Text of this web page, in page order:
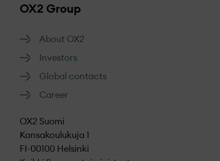
OX2 Group
About OX2
Investors
Global contacts
Career
OX2 Suomi
Kansakoulukuja 1
FI-00100 Helsinki